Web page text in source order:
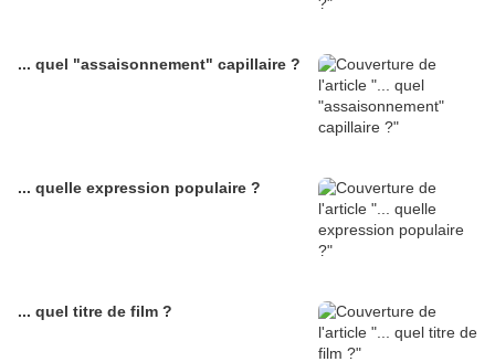
... quel "assaisonnement" capillaire ?
... quelle expression populaire ?
... quel titre de film ?